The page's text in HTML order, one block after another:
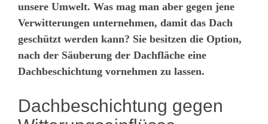
unsere Umwelt. Was mag man aber gegen jene
Verwitterungen unternehmen, damit das Dach
geschützt werden kann? Sie besitzen die Option,
nach der Säuberung der Dachfläche eine
Dachbeschichtung vornehmen zu lassen.
Dachbeschichtung gegen